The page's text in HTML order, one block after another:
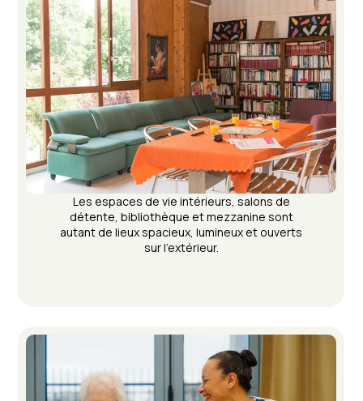
Les espaces de vie intérieurs, salons de
détente, bibliothèque et mezzanine sont
autant de lieux spacieux, lumineux et ouverts
sur l’extérieur.